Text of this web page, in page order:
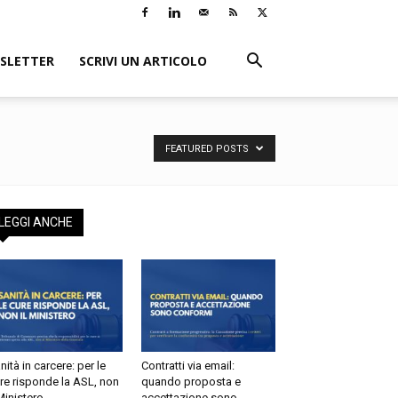
SCRIVI UN ARTICOLO
FEATURED POSTS
ANCHE
in carcere: per le
risponde la ASL, non
Contratti via email:
quando proposta e
×